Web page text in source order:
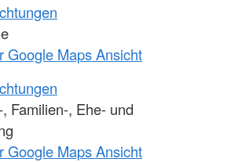
Google Maps Ansicht
Familien-, Ehe- und
Google Maps Ansicht